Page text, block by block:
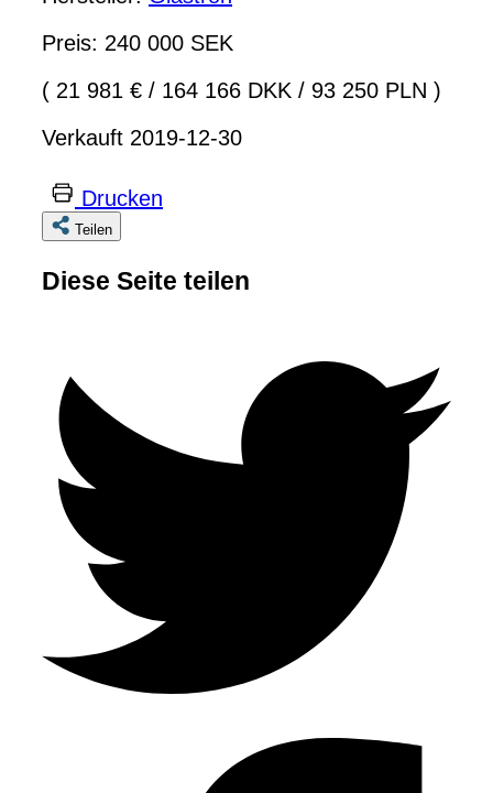
Preis: 240 000 SEK
( 21 981 € / 164 166 DKK / 93 250 PLN )
Verkauft 2019-12-30
Drucken
Teilen
Diese Seite teilen